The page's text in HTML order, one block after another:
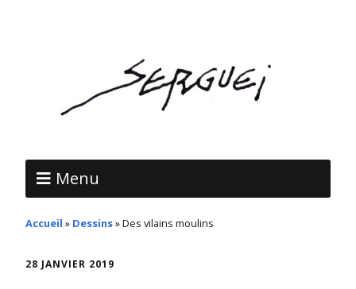
Menu
Accueil » Dessins»Des vilains moulins
28 JANVIER 2019